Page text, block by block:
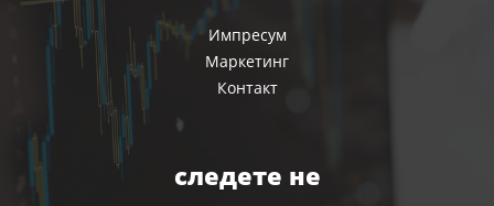
Импресум
Маркетинг
Контакт
следете не